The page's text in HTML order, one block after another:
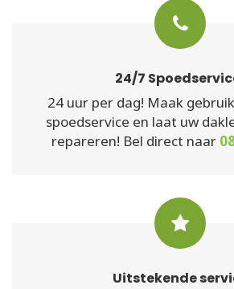
24/7
24 uur per dag! Maak
spoedservice en laat uw
repareren! Bel direct naar
Uitstekende